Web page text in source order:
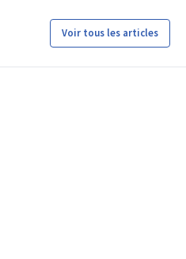
Voir tous les articles